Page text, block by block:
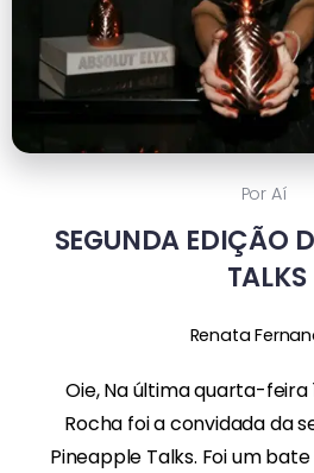
Por Aí
SEGUNDA EDIÇÃO
TALKS
Renata
Oie, Na última quarta-feira
Rocha foi a convidada da
Pineapple Talks. Foi um